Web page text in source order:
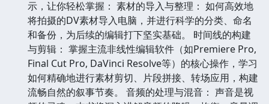
示，让你轻松掌握： 素材的导入与整理： 如何高效地
将拍摄的DV素材导入电脑，并进行科学的分类、命名
和备份，为后续的编辑打下坚实基础。 时间线的构建
与剪辑： 掌握主流非线性编辑软件（如Premiere Pro,
Final Cut Pro, DaVinci Resolve等）的核心操作，学习
如何精确地进行素材剪切、片段拼接、转场应用，构建
流畅自然的叙事节奏。 音频的处理与混音： 声音是视